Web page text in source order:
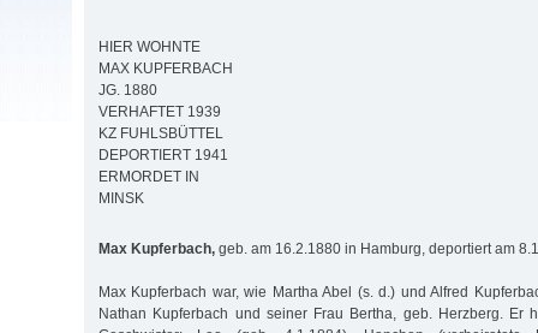
HIER WOHNTE
MAX KUPFERBACH
JG. 1880
VERHAFTET 1939
KZ FUHLSBÜTTEL
DEPORTIERT 1941
ERMORDET IN
MINSK
Max Kupferbach, geb. am 16.2.1880 in Hamburg, deportiert am
Max Kupferbach war, wie Martha Abel (s. d.) und Alfred
Nathan Kupferbach und seiner Frau Bertha, geb. Herzberg. Er